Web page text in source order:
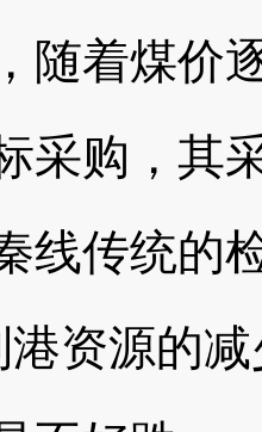
随着煤价
采购，其
线传统的
资源的